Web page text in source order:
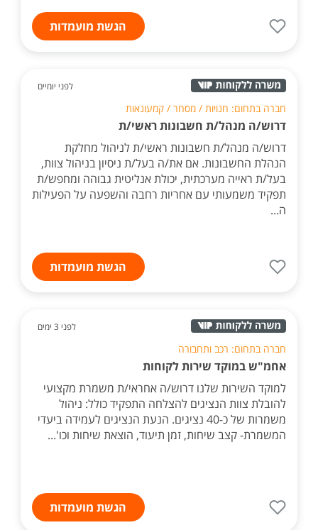
הגשת מועמדות
לפני יומיים
חברה בתחום: חנויות / מסחר / קמעונאות
דרוש/ה מנהל/ת חשבונות ראשי/ת
דרוש/ה מנהל/ת חשבונות ראשי/ת לניהול מחלקת
הנהלת החשבונות. אם את/ה בעל/ת ניסיון בניהול צוות,
בעל/ת ראייה מערכתית, יכולת אנליטית גבוהה ומחפש/ת
תפקיד משמעותי עם אחריות רחבה והשפעה על הפעילות
ה...
הגשת מועמדות
לפני 3 ימים
חברה בתחום: רכב ותחבורה
אחמ"ש במוקד שירות לקוחות
למוקד השירות שלנו דרוש/ה אחראי/ת משמרת מקצועי
להובלת צוות הנציגים להצלחה התפקיד כולל: ניהול
משמרות של כ-40 נציגים. הנעת הנציגים לעמידה ביעדי
המשמרת- קצב שיחות, זמן תיעוד, הוצאת שיחות וכו'...
הגשת מועמדות